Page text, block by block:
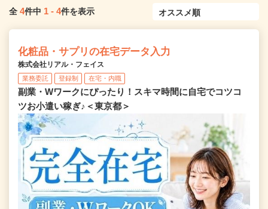
全 4件中 1 - 4件を表示
化粧品・サプリの在宅データ入力
株式会社リアル・フェイス
業務委託 登録制 在宅・内職
副業・Wワークにぴったり！スキマ時間に自宅でコツコ
ツお小遣い稼ぎ♪＜東京都＞